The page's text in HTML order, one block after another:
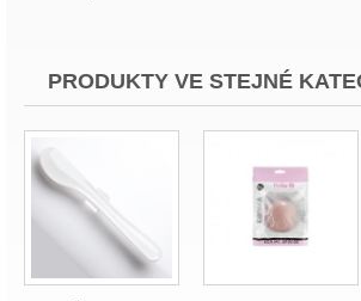
PRODUKTY VE STEJNÉ